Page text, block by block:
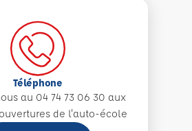
Téléphone
au 04 74 73 06 30 aux
de l'auto-école